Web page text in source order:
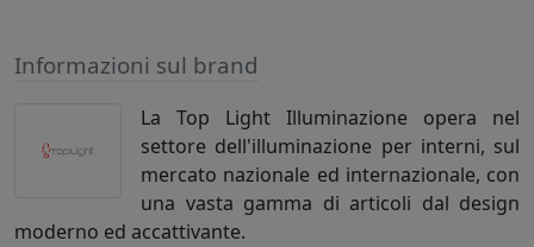
Informazioni sul brand
La Top Light Illuminazione opera nel
settore dell'illuminazione per interni, sul
mercato nazionale ed internazionale, con
una vasta gamma di articoli dal design
moderno ed accattivante.